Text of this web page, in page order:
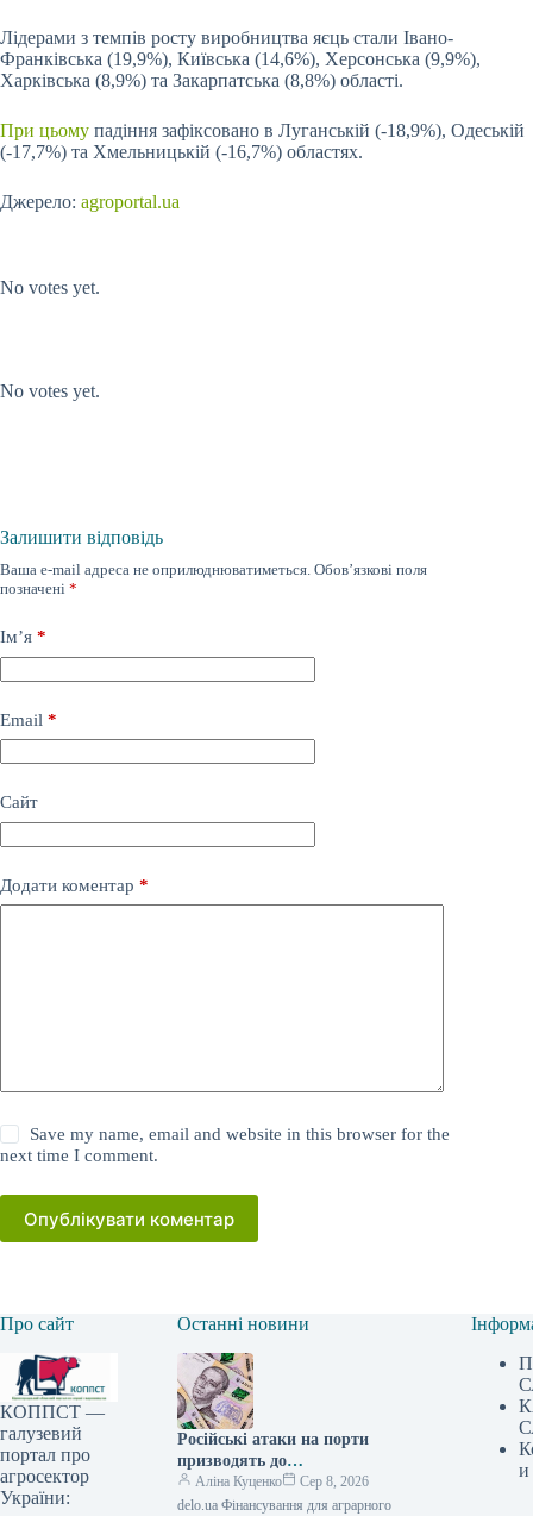
Лідерами з темпів росту виробництва яєць стали Івано-
Франківська (19,9%), Київська (14,6%), Херсонська (9,9%),
Харківська (8,9%) та Закарпатська (8,8%) області.
При цьому падіння зафіксовано в Луганській (-18,9%), Одеській
(-17,7%) та Хмельницькій (-16,7%) областях.
Джерело: agroportal.ua
No votes yet.
No votes yet.
Залишити відповідь
Ваша e-mail адреса не оприлюднюватиметься. Обов’язкові поля
позначені *
Ім’я *
Email *
Сайт
Додати коментар *
Save my name, email and website in this browser for the
next time I comment.
Опублікувати коментар
Про сайт
КОППСТ —
галузевий
портал про
агросектор
України:
Останні новини
Російські атаки на порти
призводять до
багатомільярдних збитків для
України: один удар сягає 30
Аліна Куценко
Сер 8, 2026
delo.ua Фінансування для аграрного
и